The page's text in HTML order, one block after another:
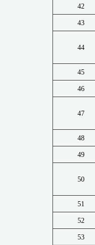
42
43
44
45
46
47
48
49
50
51
52
53